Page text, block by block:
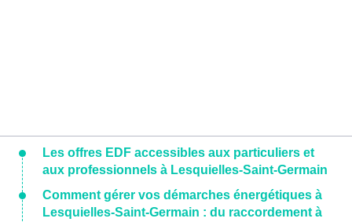
Les offres EDF accessibles aux particuliers et
aux professionnels à Lesquielles-Saint-Germain
Comment gérer vos démarches énergétiques à
Lesquielles-Saint-Germain : du raccordement à